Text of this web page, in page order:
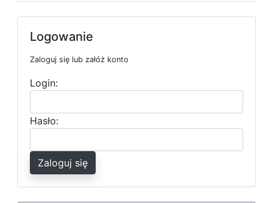
Logowanie
Zaloguj się lub załóż konto
Login:
Hasło:
Zaloguj się